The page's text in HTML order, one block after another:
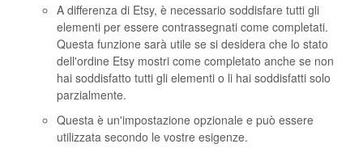
A differenza di Etsy, è necessario soddisfare tutti gli
elementi per essere contrassegnati come completati.
Questa funzione sarà utile se si desidera che lo stato
dell'ordine Etsy mostri come completato anche se non
hai soddisfatto tutti gli elementi o li hai soddisfatti solo
parzialmente.
Questa è un'impostazione opzionale e può essere
utilizzata secondo le vostre esigenze.